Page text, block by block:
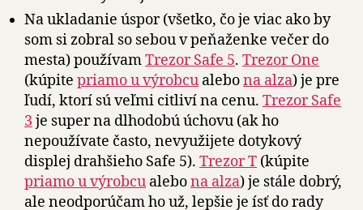
Na ukladanie úspor (všetko, čo je viac ako by
som si zobral so sebou v peňaženke večer do
mesta) používamTrezor Safe 5. Trezor One
(kúpite priamo u výrobcu alebona alza) je pre
ľudí, ktorí sú veľmi citliví na cenu. Trezor Safe
3 je super na dlhodobú úchovu (ak ho
nepoužívate často, nevyužijete dotykový
displej drahšieho Safe 5). Trezor T (kúpite
priamo u výrobcu alebona alza) je stále dobrý,
ale neodporúčam ho už, lepšie je ísť do rady